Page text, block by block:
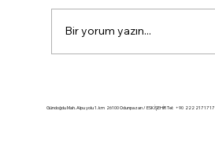
Bir yorum yazın...
Gündoğdu Mah. Alpu yolu 1. km 26100 Odunpazarı / ESKİŞEHİR Tel: +90 222 217 17 17